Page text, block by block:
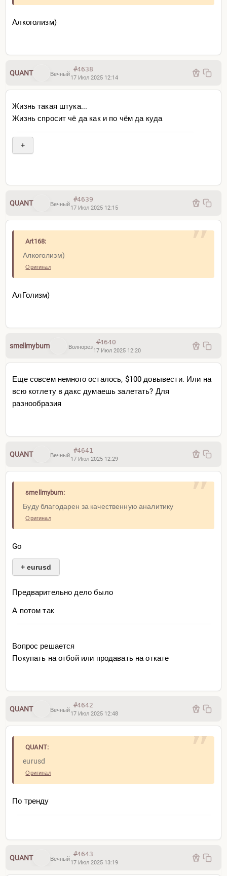
Алкоголизм)
QUANT Вечный
#4638
17 Июл 2025 12:14
Жизнь такая штука...
Жизнь спросит чё да как и по чём да куда
+
QUANT Вечный
#4639
17 Июл 2025 12:15
Art168:
Алкоголизм)
Оригинал
АлГолизм)
smellmybum Волнорез
#4640
17 Июл 2025 12:20
Еще совсем немного осталось, $100 довывести. Или на
всю котлету в дакс думаешь залетать? Для
разнообразия
QUANT Вечный
#4641
17 Июл 2025 12:29
smellmybum:
Буду благодарен за качественную аналитику
Оригинал
Go
+ eurusd
Предварительно дело было
А потом так
Вопрос решается
Покупать на отбой или продавать на откате
QUANT Вечный
#4642
17 Июл 2025 12:48
QUANT:
eurusd
Оригинал
По тренду
QUANT Вечный
#4643
17 Июл 2025 13:19